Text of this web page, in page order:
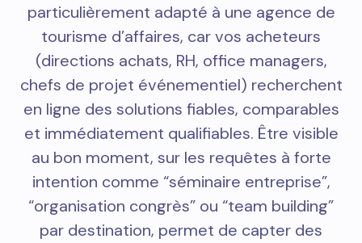
particulièrement adapté à une agence de
tourisme d’affaires, car vos acheteurs
(directions achats, RH, office managers,
chefs de projet événementiel) recherchent
en ligne des solutions fiables, comparables
et immédiatement qualifiables. Être visible
au bon moment, sur les requêtes à forte
intention comme “séminaire entreprise”,
“organisation congrès” ou “team building”
par destination, permet de capter des